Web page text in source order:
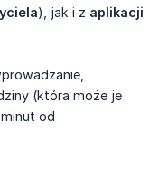
), jak i z aplikacji
(która może je
od